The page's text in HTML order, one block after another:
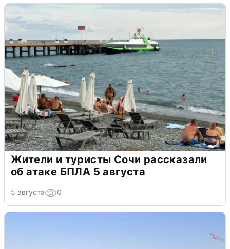
Жители и туристы Сочи рассказали
об атаке БПЛА 5 августа
5 августа 0